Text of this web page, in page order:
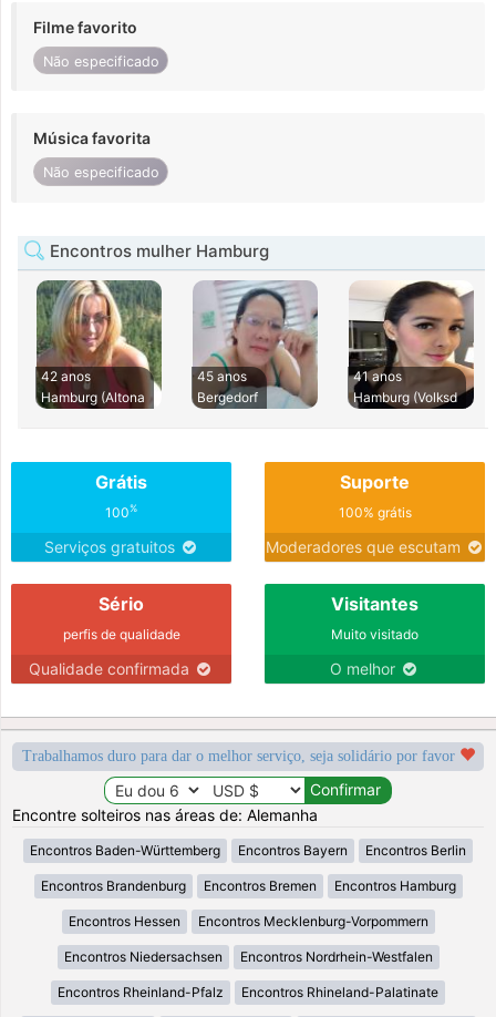
Filme favorito
Não especificado
Música favorita
Não especificado
Encontros mulher Hamburg
42 anos
Hamburg (Altona
45 anos
Bergedorf
41 anos
Hamburg (Volksd
Grátis
100%
Serviços gratuitos
Suporte
100% grátis
Moderadores que escutam
Sério
perfis de qualidade
Qualidade confirmada
Visitantes
Muito visitado
O melhor
Trabalhamos duro para dar o melhor serviço, seja solidário por favor
Encontre solteiros nas áreas de: Alemanha
Encontros Baden-Württemberg Encontros Bayern Encontros Berlin
Encontros Brandenburg Encontros Bremen Encontros Hamburg
Encontros Hessen Encontros Mecklenburg-Vorpommern
Encontros Niedersachsen Encontros Nordrhein-Westfalen
Encontros Rheinland-Pfalz Encontros Rhineland-Palatinate